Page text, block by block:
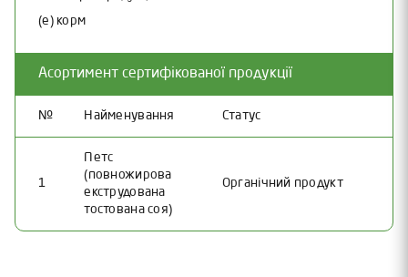
(e) корм
Асортимент сертифікованої продукції
№ Найменування Статус
1
Петс
(повножирова
екструдована
тостована соя)
Органічний продукт